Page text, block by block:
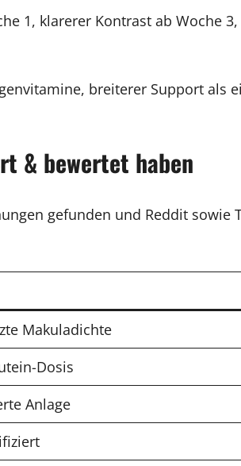
1, klarerer Kontrast ab Woche
breiterer Support als
& bewertet haben
gefunden und Reddit
Makuladichte
Dosis
Anlage